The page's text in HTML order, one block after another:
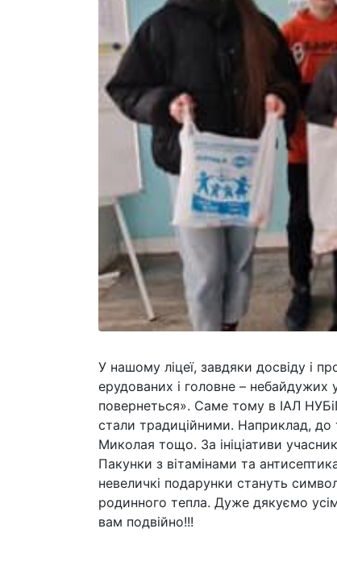
У нашому ліцеї, завдяки досвіду і
ерудованих і головне – небайдужих
повернеться». Саме тому в ІАЛ
стали традиційними. Наприклад,
Миколая тощо. За ініціативи
Пакунки з вітамінами та
невеличкі подарунки стануть
родинного тепла. Дуже дякуємо
вам подвійно!!!